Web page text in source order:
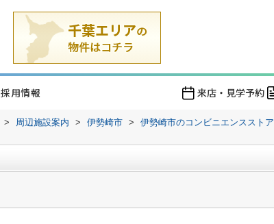
採用情報 来店・見学予約
> 周辺施設案内 > 伊勢崎市 > 伊勢崎市のコンビニエンスストア